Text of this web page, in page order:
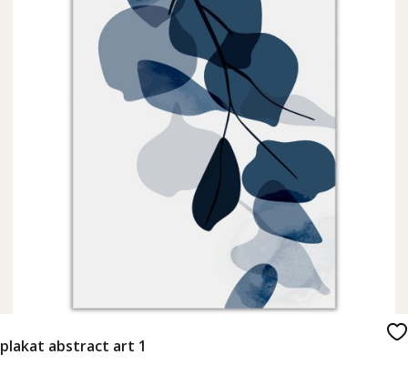
plakat abstract art 1